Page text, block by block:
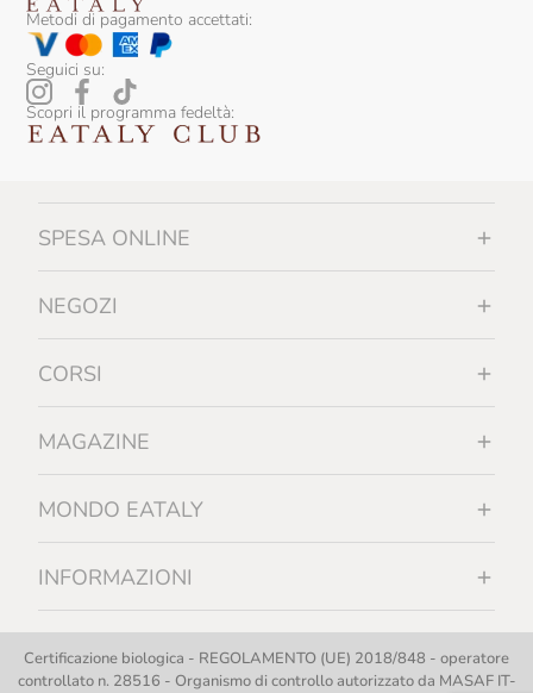
Metodi di pagamento accettati:
Seguici su:
Scopri il programma fedeltà:
SPESA ONLINE
NEGOZI
CORSI
MAGAZINE
MONDO EATALY
INFORMAZIONI
Certificazione biologica - REGOLAMENTO (UE) 2018/848 - operatore
controllato n. 28516 - Organismo di controllo autorizzato da MASAF IT-